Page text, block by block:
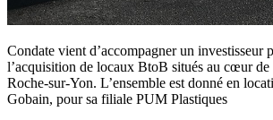
Condate vient d’accompagner un investisseur
l’acquisition de locaux BtoB situés au cœur
Roche-sur-Yon. L’ensemble est donné en
Gobain, pour sa filiale PUM Plastiques